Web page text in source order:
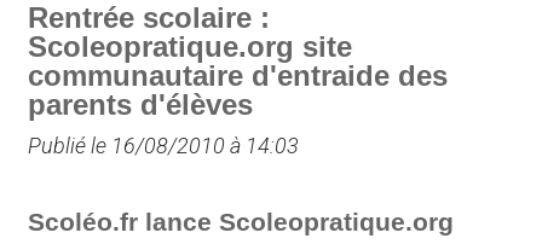
Rentrée scolaire :
Scoleopratique.org site
communautaire d'entraide des
parents d'élèves
Publié le 16/08/2010 à 14:03
Scoléo.fr lance Scoleopratique.org